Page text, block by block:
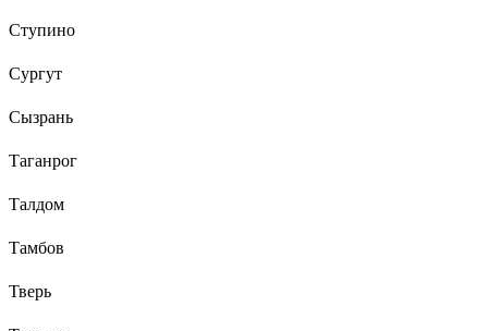
Ступино
Сургут
Сызрань
Таганрог
Талдом
Тамбов
Тверь